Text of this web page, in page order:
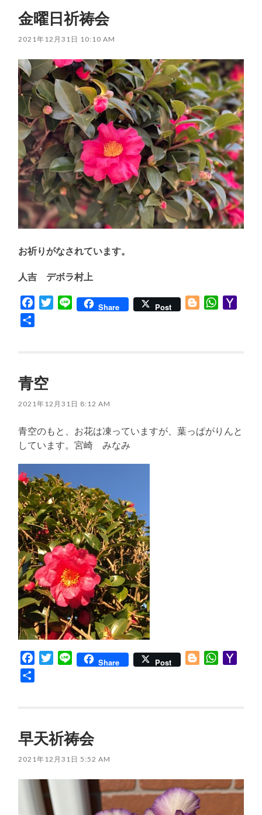
金曜日祈祷会
2021年12月31日 10:10 AM
お祈りがなされています。
人吉 デボラ村上
FacebookTwitter
Line Share Post BloggerWhatsApp
青空
2021年12月31日 8:12 AM
青空のもと、お花は凍っていますが、葉っぱがりんと
しています。宮崎 みなみ
FacebookTwitter
Line Share Post BloggerWhatsApp
早天祈祷会
2021年12月31日 5:52 AM